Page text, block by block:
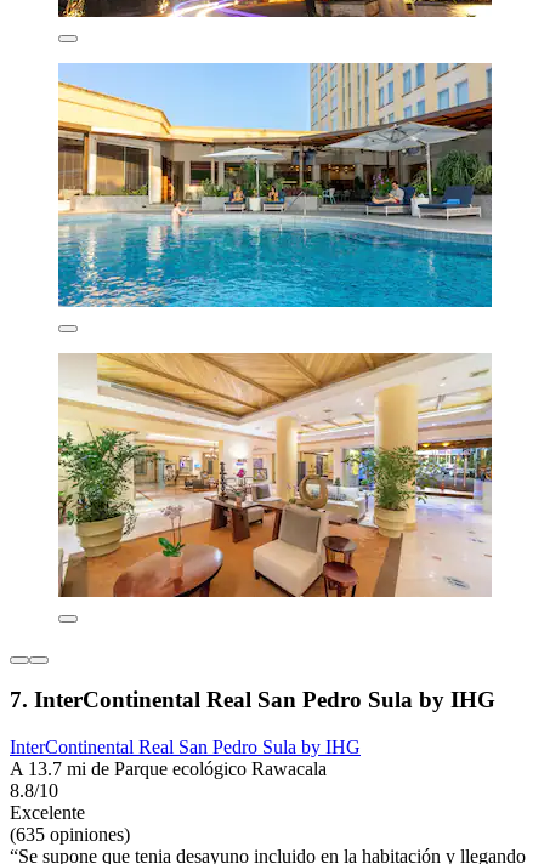
7. InterContinental Real San Pedro Sula by IHG
InterContinental Real San Pedro Sula by IHG
A 13.7 mi de Parque ecológico Rawacala
8.8/10
Excelente
(635 opiniones)
“Se supone que tenia desayuno incluido en la habitación y llegando